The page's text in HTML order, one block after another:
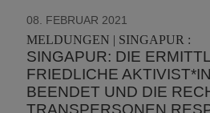
08. FEBRUAR 2021
MELDUNGEN | SINGAPUR :
SINGAPUR: DIE
FRIEDLICHE
BEENDET UND DIE
TRANSPERSONEN